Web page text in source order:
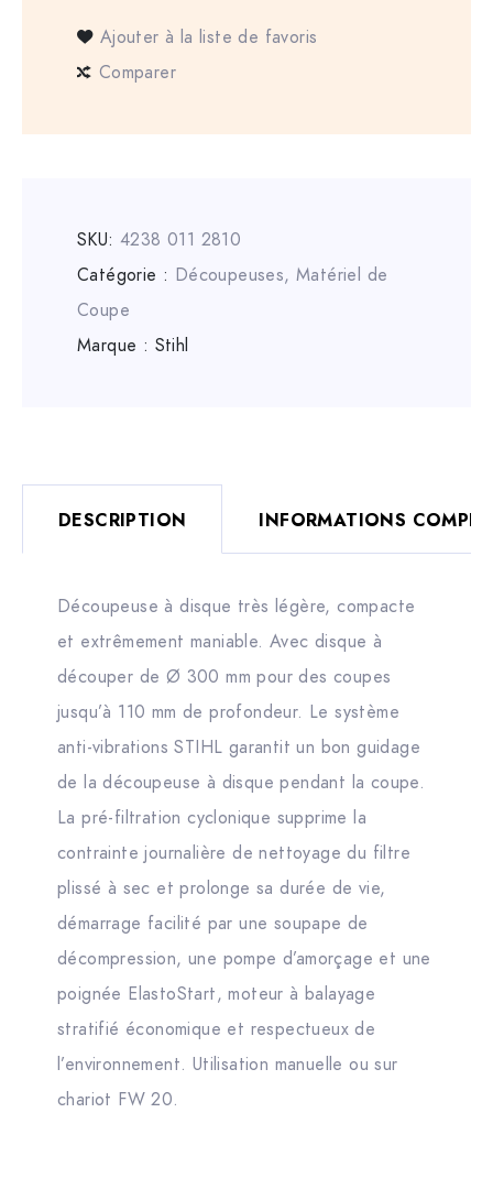
Ajouter à la liste de favoris
Comparer
SKU: 4238 011 2810
Catégorie : Découpeuses,Matériel de
Coupe
Marque : Stihl
DESCRIPTION INFORMATIONS
Découpeuse à disque très légère, compacte
et extrêmement maniable. Avec disque à
découper de Ø 300 mm pour des coupes
jusqu’à 110 mm de profondeur. Le système
anti-vibrations STIHL garantit un bon guidage
de la découpeuse à disque pendant la coupe.
La pré-filtration cyclonique supprime la
contrainte journalière de nettoyage du filtre
plissé à sec et prolonge sa durée de vie,
démarrage facilité par une soupape de
décompression, une pompe d’amorçage et une
poignée ElastoStart, moteur à balayage
stratifié économique et respectueux de
l’environnement. Utilisation manuelle ou sur
chariot FW 20.